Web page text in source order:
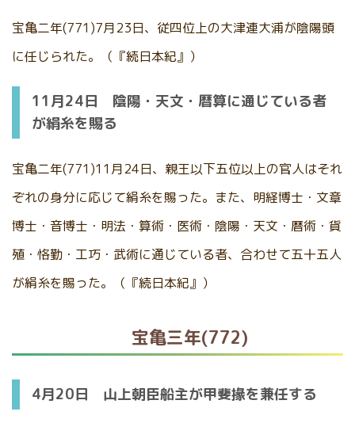
宝亀二年(771)7月23日、従四位上の大津連大浦が陰陽頭
に任じられた。（『続日本紀』）
11月24日 陰陽・天文・暦算に通じている者
が絹糸を賜る
宝亀二年(771)11月24日、親王以下五位以上の官人はそれ
ぞれの身分に応じて絹糸を賜った。また、明経博士・文章
博士・音博士・明法・算術・医術・陰陽・天文・暦術・貨
殖・恪勤・工巧・武術に通じている者、合わせて五十五人
が絹糸を賜った。（『続日本紀』）
宝亀三年(772)
4月20日 山上朝臣船主が甲斐掾を兼任する